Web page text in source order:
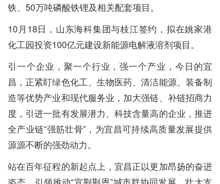
铁、50万吨磷酸铁锂及相关配套项目。
10月18日，山东海科集团与枝江签约，拟在姚家港
化工园投资100亿元建设新能源电解液溶剂项目。
引一个企业，聚一个行业，强一个产业，今日的宜
昌，正紧盯绿色化工、生物医药、清洁能源、装备制
造等优势产业和现代服务业，加大强链、补链招商力
度，引进一批有发展潜力、科技含量高的企业，推进
全产业链“强筋壮骨”，为宜昌可持续高质量发展提供
源源不断的强劲动力。
站在百年征程的新起点上，宜昌正以更加昂扬的奋进